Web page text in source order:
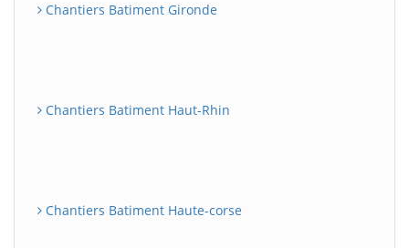
Chantiers Batiment Gironde
Chantiers Batiment Haut-Rhin
Chantiers Batiment Haute-corse